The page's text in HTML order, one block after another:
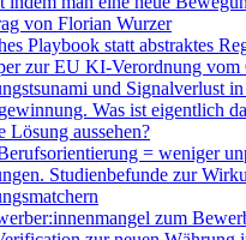
von Florian Wurzer
Playbook statt abstraktes
zur EU KI-Verordnung
und Signalverlust
Was ist eigentlich
Lösung aussehen?
= weniger
Studienbefunde zur
zum